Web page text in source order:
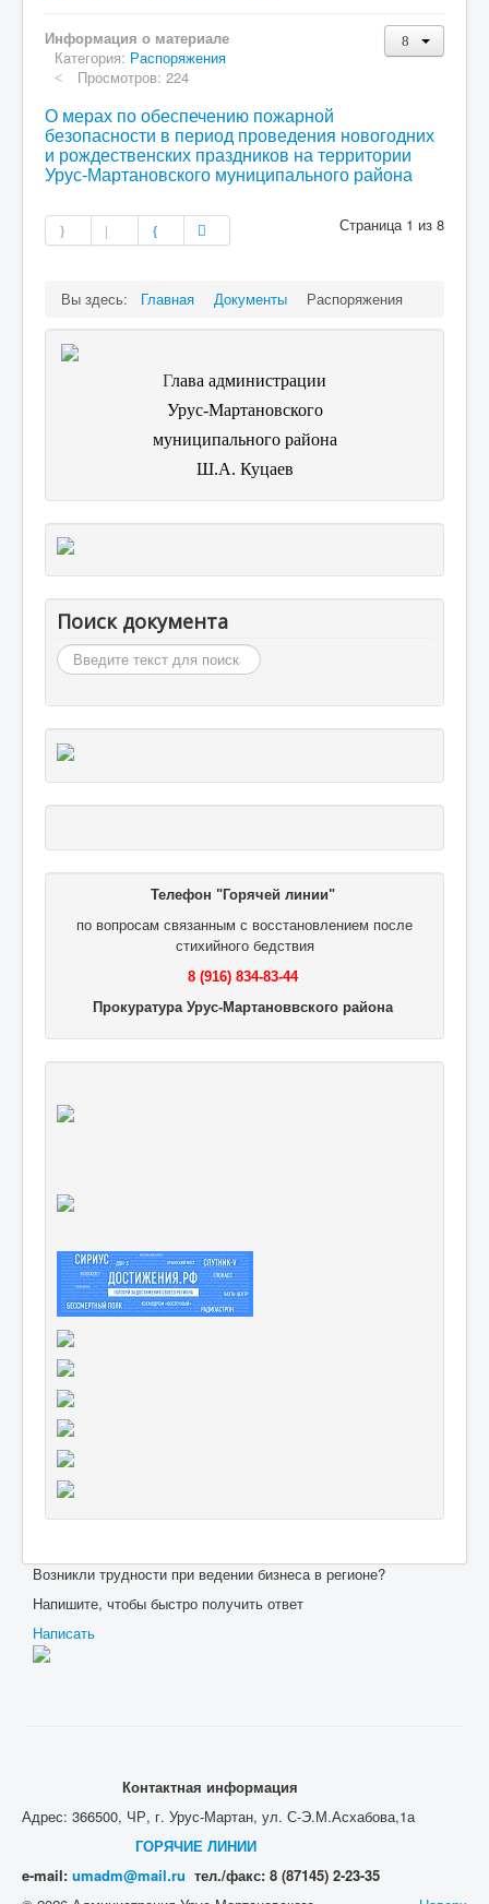
Информация о материале
Категория: Распоряжения
Просмотров: 224
О мерах по обеспечению пожарной
безопасности в период проведения новогодних
и рождественских праздников на территории
Урус-Мартановского муниципального района
Страница 1 из 8
Вы здесь: Главная Документы Распоряжения
Глава администрации
Урус-Мартановского
муниципального района
Ш.А. Куцаев
Поиск документа
Искать...
Телефон "Горячей линии"
по вопросам связанным с восстановлением после
стихийного бедствия
8 (916) 834-83-44
Прокуратура Урус-Мартановвского района
Возникли трудности при ведении бизнеса в регионе?
Напишите, чтобы быстро получить ответ
Написать
Контактная информация
Адрес: 366500, ЧР, г. Урус-Мартан, ул. С-Э.М.Асхабова,1а
ГОРЯЧИЕ ЛИНИИ
e-mail: umadm@mail.ru тел./факс: 8 (87145) 2-23-35